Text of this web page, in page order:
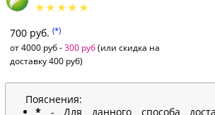
700 руб. (*)
от 4000 руб -300 руб(или скидка на
доставку 400 руб)
Пояснения:
* - Для данного способа